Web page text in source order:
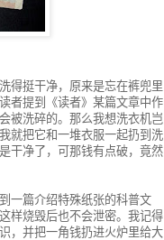
得挺干净，原来是忘在裤兜里
者提到《读者》某篇文章中作
被洗碎的。那么我想洗衣机岂
就把它和一堆衣服一起扔到洗
干净了，可那钱有点破，竟然
一篇介绍特殊纸张的科普文
样烧毁后也不会泄密。我记得
，并把一角钱扔进火炉里给大